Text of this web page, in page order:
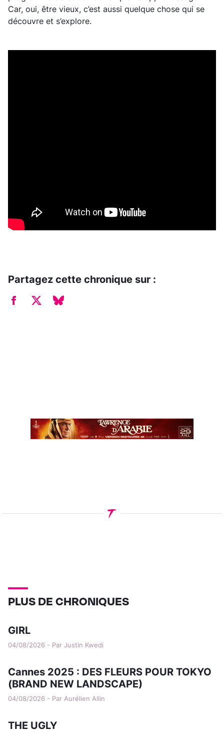
Car, oui, être vieux, c’est aussi quelque chose qui se
découvre et s’explore.
Partagez cette chronique sur :
PLUS DE CHRONIQUES
GIRL
04/08/2026 - Par Justin Kwedi
Cannes 2025 : DES FLEURS POUR TOKYO
(BRAND NEW LANDSCAPE)
04/08/2026 - Par Aurélien Allin
THE UGLY